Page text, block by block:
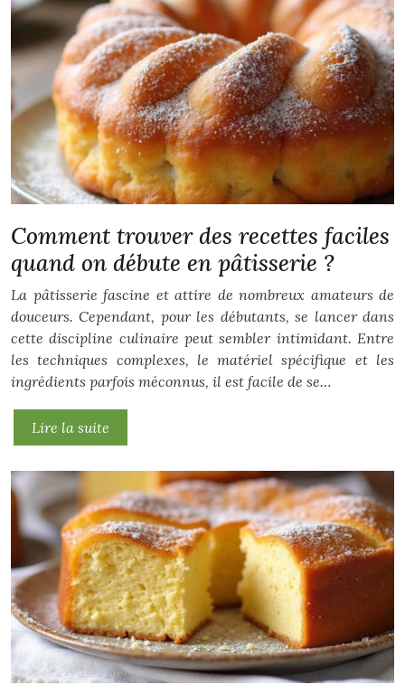
Comment trouver des recettes faciles
quand on débute en pâtisserie ?
La pâtisserie fascine et attire de nombreux amateurs de
douceurs. Cependant, pour les débutants, se lancer dans
cette discipline culinaire peut sembler intimidant. Entre
les techniques complexes, le matériel spécifique et les
ingrédients parfois méconnus, il est facile de se…
Lire la suite